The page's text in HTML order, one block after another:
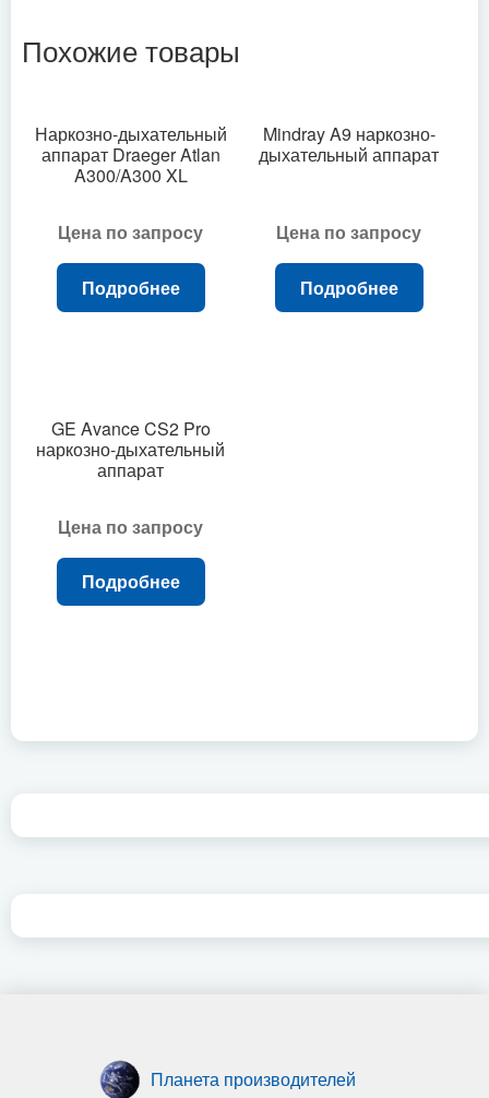
Похожие товары
Наркозно-дыхательный
аппарат Draeger Atlan
A300/A300 XL
Цена по запросу
Подробнее
Mindray A9 наркозно-
дыхательный аппарат
Цена по запросу
Подробнее
GE Avance CS2 Pro
наркозно-дыхательный
аппарат
Цена по запросу
Подробнее
Планета производителей